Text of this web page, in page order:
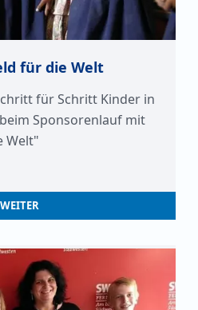
für die Welt
für Schritt Kinder in
Sponsorenlauf mit
Welt"
WEITER